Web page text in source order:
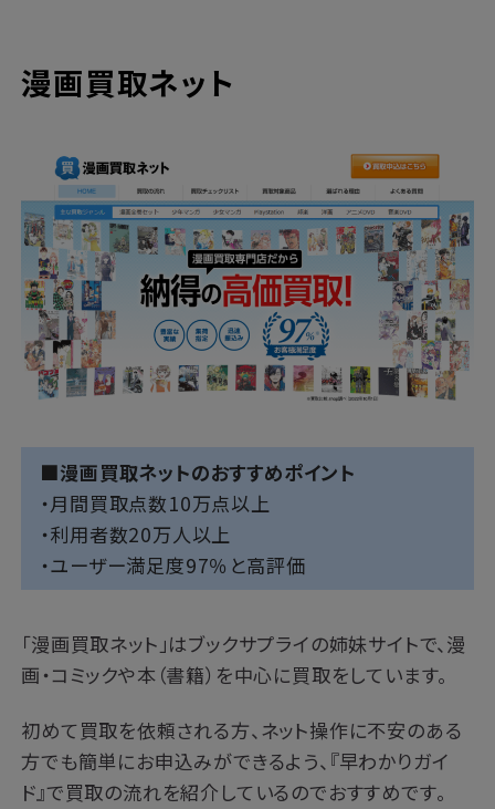
漫画買取ネット
■漫画買取ネットのおすすめポイント
・月間買取点数10万点以上
・利用者数20万人以上
・ユーザー満足度97％と高評価
「漫画買取ネット」はブックサプライの姉妹サイトで、漫
画・コミックや本（書籍）を中心に買取をしています。
初めて買取を依頼される方、ネット操作に不安のある
方でも簡単にお申込みができるよう、『早わかりガイ
ド』で買取の流れを紹介しているのでおすすめです。